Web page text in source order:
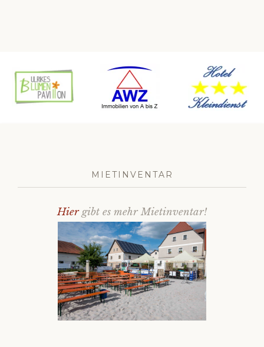
MIETINVENTAR
Hiergibt es mehr Mietinventar!